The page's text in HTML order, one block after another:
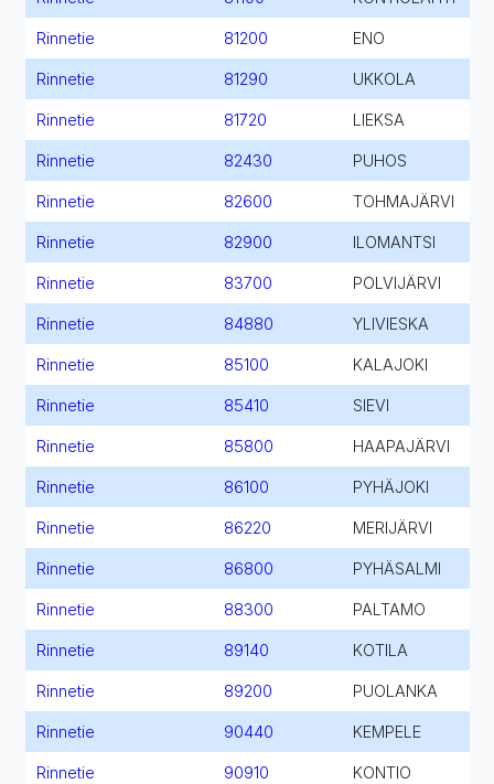
Rinnetie 81200 ENO
Rinnetie 81290 UKKOLA
Rinnetie 81720 LIEKSA
Rinnetie 82430 PUHOS
Rinnetie 82600 TOHMAJÄRVI
Rinnetie 82900 ILOMANTSI
Rinnetie 83700 POLVIJÄRVI
Rinnetie 84880 YLIVIESKA
Rinnetie 85100 KALAJOKI
Rinnetie 85410 SIEVI
Rinnetie 85800 HAAPAJÄRVI
Rinnetie 86100 PYHÄJOKI
Rinnetie 86220 MERIJÄRVI
Rinnetie 86800 PYHÄSALMI
Rinnetie 88300 PALTAMO
Rinnetie 89140 KOTILA
Rinnetie 89200 PUOLANKA
Rinnetie 90440 KEMPELE
Rinnetie 90910 KONTIO